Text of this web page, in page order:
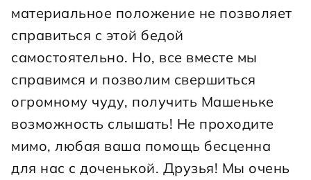
материальное положение не позволяет
справиться с этой бедой
самостоятельно. Но, все вместе мы
справимся и позволим свершиться
огромному чуду, получить Машеньке
возможность слышать! Не проходите
мимо, любая ваша помощь бесценна
для нас с доченькой. Друзья! Мы очень